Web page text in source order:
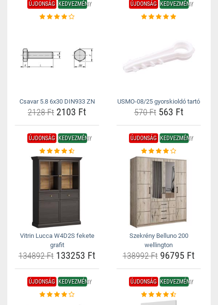
ÚJDONSÁG KEDVEZMÉNY
Csavar 5.8 6x30 DIN933 ZN
2128 Ft 2103 Ft
ÚJDONSÁG KEDVEZMÉNY
USMO-08/25 gyorskioldó tartó
570 Ft563 Ft
ÚJDONSÁG KEDVEZMÉNY
Vitrin Lucca W4D2S fekete
grafit
134892 Ft 133253 Ft
ÚJDONSÁG KEDVEZMÉNY
Szekrény Belluno 200
wellington
138992 Ft 96795 Ft
ÚJDONSÁG KEDVEZMÉNY ÚJDONSÁG KEDVEZMÉNY